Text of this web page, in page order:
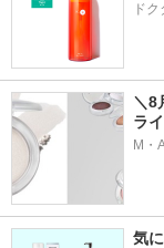
ド
＼8
ラ
M・
気